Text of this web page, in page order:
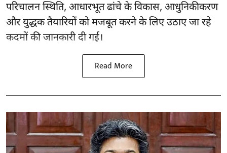
परिचालन स्थिति, आधारभूत ढांचे के विकास, आधुनिकीकरण
और युद्धक तैयारियों को मजबूत करने के लिए उठाए जा रहे
कदमों की जानकारी दी गई।
Read More